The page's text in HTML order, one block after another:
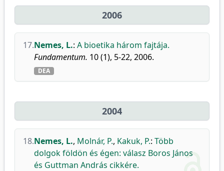
2006
17.Nemes, L.: A bioetika három fajtája.
Fundamentum. 10 (1), 5-22, 2006.
DEA
2004
18.Nemes, L., Molnár, P., Kakuk, P.: Több
dolgok földön és égen: válasz Boros János
és Guttman András cikkére.